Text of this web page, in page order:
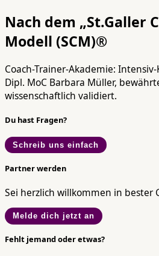
Nach dem „St.Galler
Modell (SCM)®
Coach-Trainer-Akademie:
Dipl. MoC Barbara Müller,
wissenschaftlich validiert.
Du hast Fragen?
Schreib uns einfach
Partner werden
Sei herzlich willkommen in bester
Melde dich jetzt an
Fehlt jemand oder etwas?